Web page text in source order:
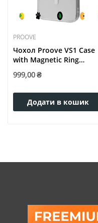
PROOVE
Чохол Proove VS1 Case
with Magnetic Ring
999,00 ₴
Додати в кошик